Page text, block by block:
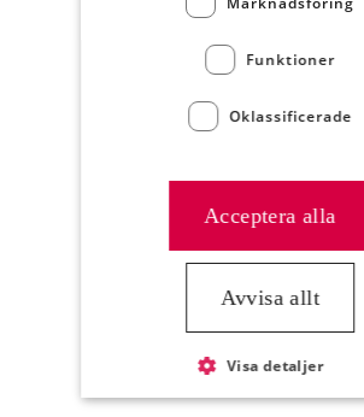
Köttfond mörk, 1 liter
Artikelnummer 7964
Kortkarusell har hoppats över
Funktioner
Oklassificerade
Acceptera alla
Avvisa allt
Visa detaljer